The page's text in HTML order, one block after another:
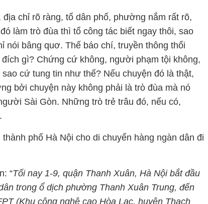
chỉ rõ ràng, tổ dân phố, phường nắm rất rõ,
làm trò đùa thì tổ công tác biết ngay thôi, sao
nói bâng quơ. Thế báo chí, truyền thông thổi
gì? Chứng cứ không, người phạm tội không,
cứ tung tin như thế? Nếu chuyện đó là thật,
bởi chuyện này không phải là trò đùa mà nó
Sài Gòn. Những trò trẻ trâu đó, nếu có,
phố Hà Nội cho di chuyển hàng ngàn dân đi
“Tối nay 1-9, quận Thanh Xuân, Hà Nội bắt đầu
trong ổ dịch phường Thanh Xuân Trung, đến
(Khu công nghệ cao Hòa Lạc, huyện Thạch